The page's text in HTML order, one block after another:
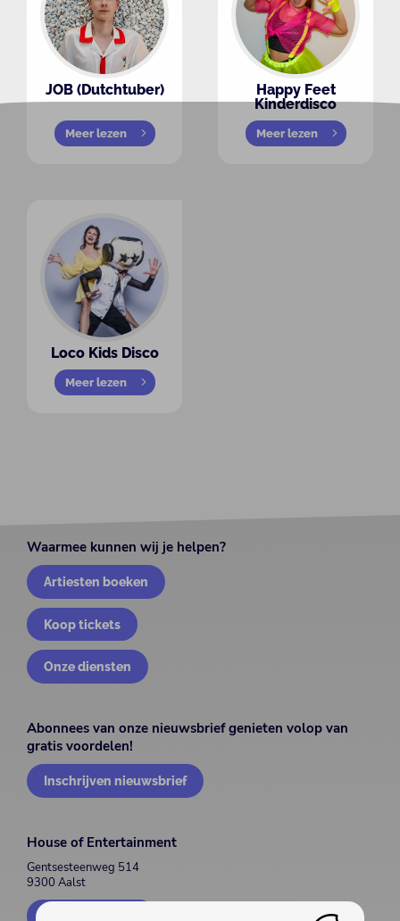
JOB (Dutchtuber)
Meer lezen
Happy Feet
Kinderdisco
Meer lezen
Loco Kids Disco
Meer lezen
Waarmee kunnen wij je helpen?
Artiesten boeken
Koop tickets
Onze diensten
Abonnees van onze nieuwsbrief genieten volop van
gratis voordelen!
Inschrijven nieuwsbrief
House of Entertainment
Gentsesteenweg 514
9300 Aalst